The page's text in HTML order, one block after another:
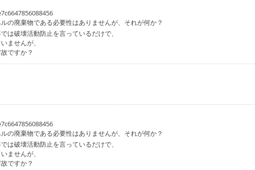
の廃棄物である必要性はありませんが、それが何か？
は破壊活動防止を言っているだけで、
ませんが、
ですか？
の廃棄物である必要性はありませんが、それが何か？
は破壊活動防止を言っているだけで、
ませんが、
ですか？